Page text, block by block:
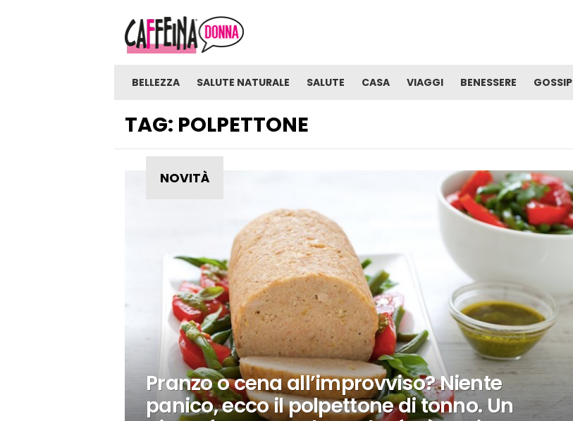
BELLEZZA SALUTE NATURALE SALUTE CASA VIAGGI BENESSERE GOSSIP
TAG: POLPETTONE
NOVITÀ
Pranzo o cena all’improvviso? Niente
panico, ecco il polpettone di tonno. Un